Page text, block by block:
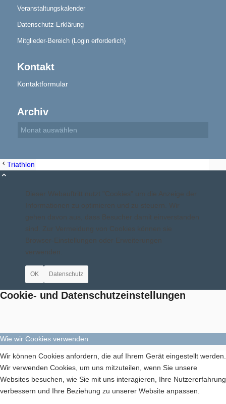
Aktuelles
Geschichte
Bilder BSA
Mitgliedschaft
Veranstaltungskalender
Datenschutz-Erklärung
Mitglieder-Bereich (Login erforderlich)
Kontakt
Kontaktformular
Archiv
Triathlon Lauftraining
Dieser Webauftritt nutzt "Cookies" um die Anzeige der
Informationen zu optimieren und zu steuern. Wir
gehen davon aus, dass Besucher damit einverstanden
sind. Zur Vermeidung von Cookies können sie
Browser-Einstellungen oder Erweiterungen
verwenden.
OK Datenschutz
Cookie- und Datenschutzeinstellungen
Wie wir Cookies verwenden
Wir können Cookies anfordern, die auf Ihrem Gerät eingestellt werden.
Wir verwenden Cookies, um uns mitzuteilen, wenn Sie unsere
Websites besuchen, wie Sie mit uns interagieren, Ihre Nutzererfahrung
verbessern und Ihre Beziehung zu unserer Website anpassen.